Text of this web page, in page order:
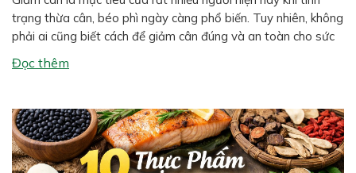
trạng thừa cân, béo phì ngày càng phổ biến. Tuy nhiên, không
phải ai cũng biết cách để giảm cân đúng và an toàn cho sức
tốc khiến cơ thể mệt […]
Đọc thêm